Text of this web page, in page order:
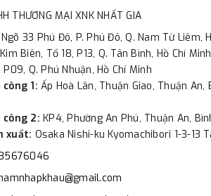
THƯƠNG MẠI XNK NHẤT GIA
33 Phú Đô, P. Phú Đô, Q. Nam Từ Liêm,
Biên, Tổ 18, P13, Q. Tân Bình, Hồ Chí Minh
Q. Phú Nhuận, Hồ Chí Minh
1: Ấp Hoà Lân, Thuận Giao, Thuận An,
công 2: KP4, Phường An Phú, Thuận An,
xuất: Osaka Nishi-ku Kyomachibori 1-3-13